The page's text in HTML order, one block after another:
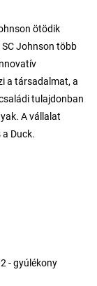
ötödik
Johnson több
a társadalmat, a
tulajdonban
A vállalat
Duck.
- gyúlékony